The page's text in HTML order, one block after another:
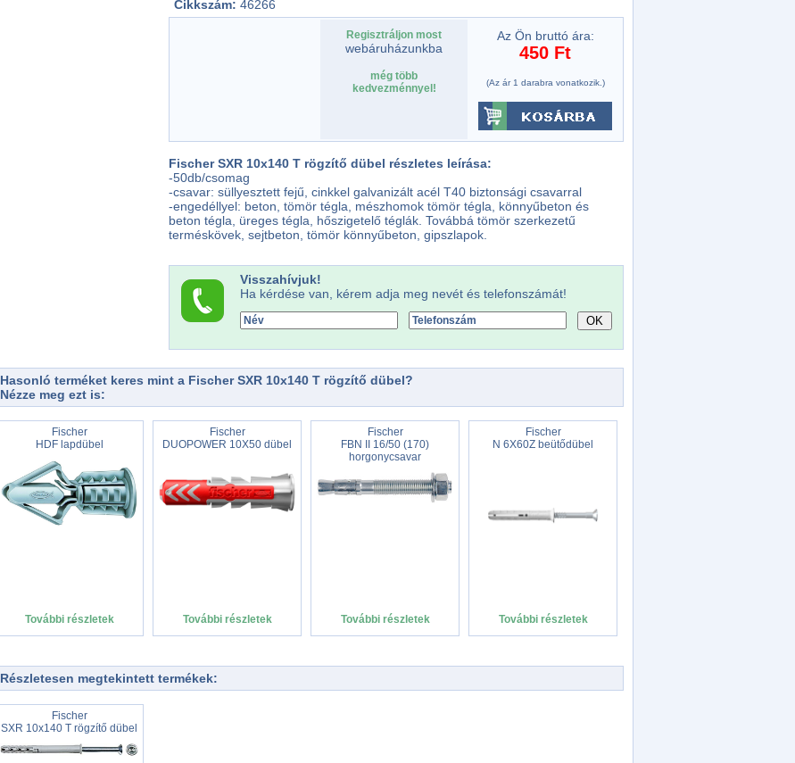
Cikkszám: 46266
Regisztráljon most
webáruházunkba
még több
kedvezménnyel!
Az Ön bruttó ára:
450 Ft
(Az ár 1 darabra vonatkozik.)
Fischer SXR 10x140 T rögzítő dübel részletes leírása:
-50db/csomag
-csavar: süllyesztett fejű, cinkkel galvanizált acél T40 biztonsági csavarral
-engedéllyel: beton, tömör tégla, mészhomok tömör tégla, könnyűbeton és
beton tégla, üreges tégla, hőszigetelő téglák. Továbbá tömör szerkezetű
terméskövek, sejtbeton, tömör könnyűbeton, gipszlapok.
Visszahívjuk!
Ha kérdése van, kérem adja meg nevét és telefonszámát!
Hasonló terméket keres mint a Fischer SXR 10x140 T rögzítő dübel?
Nézze meg ezt is:
Fischer
HDF lapdübel
További részletek
Fischer
DUOPOWER 10X50 dübel
További részletek
Fischer
FBN II 16/50 (170)
horgonycsavar
További részletek
Fischer
N 6X60Z beütődübel
További részletek
Részletesen megtekintett termékek:
Fischer
SXR 10x140 T rögzítő dübel